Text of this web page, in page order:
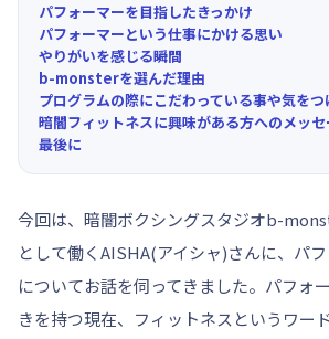
パフォーマーを目指したきっかけ
パフォーマーという仕事にかける思い
やりがいを感じる瞬間
b-monsterを選んだ理由
プログラムの際にこだわっている事や気を
暗闇フィットネスに興味がある方へのメッ
最後に
今回は、暗闇ボクシングスタジオb-
として働くAISHA(アイシャ)さんに、パ
についてお話を伺ってきました。パフォ
きを持つ現在、フィットネスというワー